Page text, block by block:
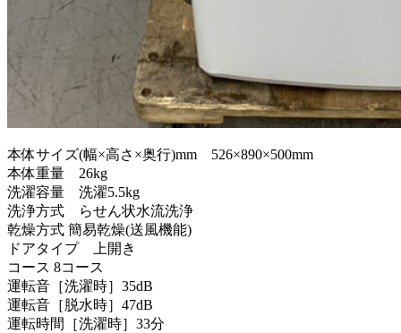
本体サイズ(幅×高さ×奥行)mm 526×890×500mm
本体重量 26kg
洗濯容量 洗濯5.5kg
洗浄方式 らせん状水流洗浄
乾燥方式 簡易乾燥(送風機能)
ドアタイプ 上開き
コース 8コース
運転音［洗濯時］35dB
運転音［脱水時］47dB
運転時間［洗濯時］33分